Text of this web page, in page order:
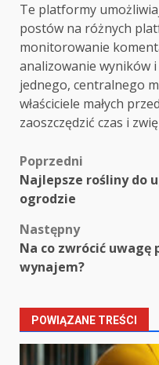
Te platformy
postów na różnych
monitorowanie
analizowanie wyników
jednego, centralnego
właściciele małych
zaoszczędzić czas i
Zobacz
wpisy
Poprzedni
Najlepsze rośliny do
ogrodzie
Następny
Na co zwrócić uwagę
wynajem?
POWIĄZANE TREŚCI